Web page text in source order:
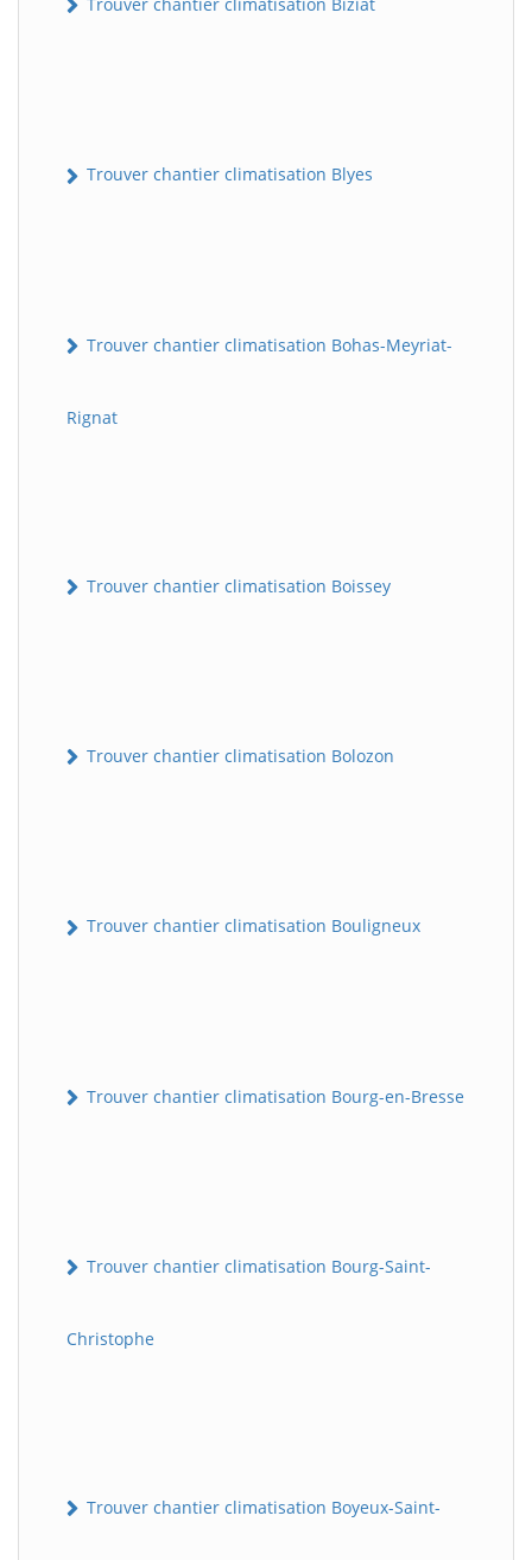
Trouver chantier climatisation Blyes
Trouver chantier climatisation Bohas-Meyriat-
Rignat
Trouver chantier climatisation Boissey
Trouver chantier climatisation Bolozon
Trouver chantier climatisation Bouligneux
Trouver chantier climatisation Bourg-en-Bresse
Trouver chantier climatisation Bourg-Saint-
Christophe
Trouver chantier climatisation Boyeux-Saint-